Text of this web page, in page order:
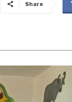
Share